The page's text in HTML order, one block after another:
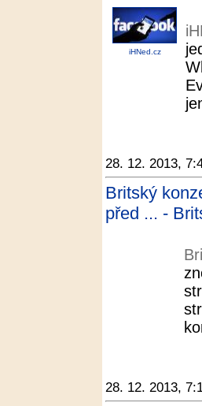
iHNed.cz
28. 12. 2013,
Britský
před ... -
28. 12. 2013,